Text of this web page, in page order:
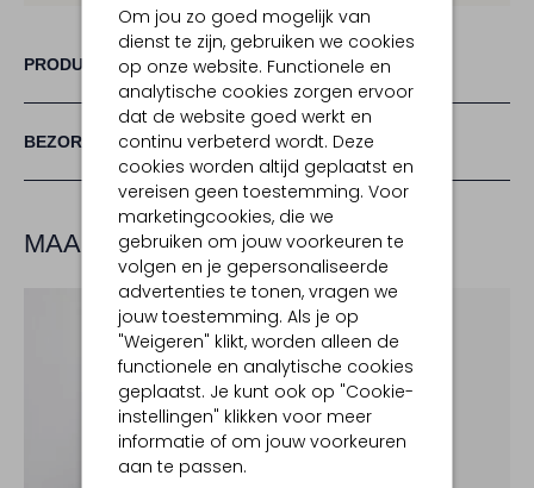
Om jou zo goed mogelijk van
dienst te zijn, gebruiken we cookies
op onze website. Functionele en
analytische cookies zorgen ervoor
dat de website goed werkt en
continu verbeterd wordt. Deze
cookies worden altijd geplaatst en
vereisen geen toestemming. Voor
marketingcookies, die we
gebruiken om jouw voorkeuren te
volgen en je gepersonaliseerde
advertenties te tonen, vragen we
jouw toestemming. Als je op
"Weigeren" klikt, worden alleen de
functionele en analytische cookies
geplaatst. Je kunt ook op "Cookie-
instellingen" klikken voor meer
informatie of om jouw voorkeuren
aan te passen.
PRODUCT INFORMATIE
BEZORGEN & RETOURNEREN
MAAK JE LOOK COMPLEET